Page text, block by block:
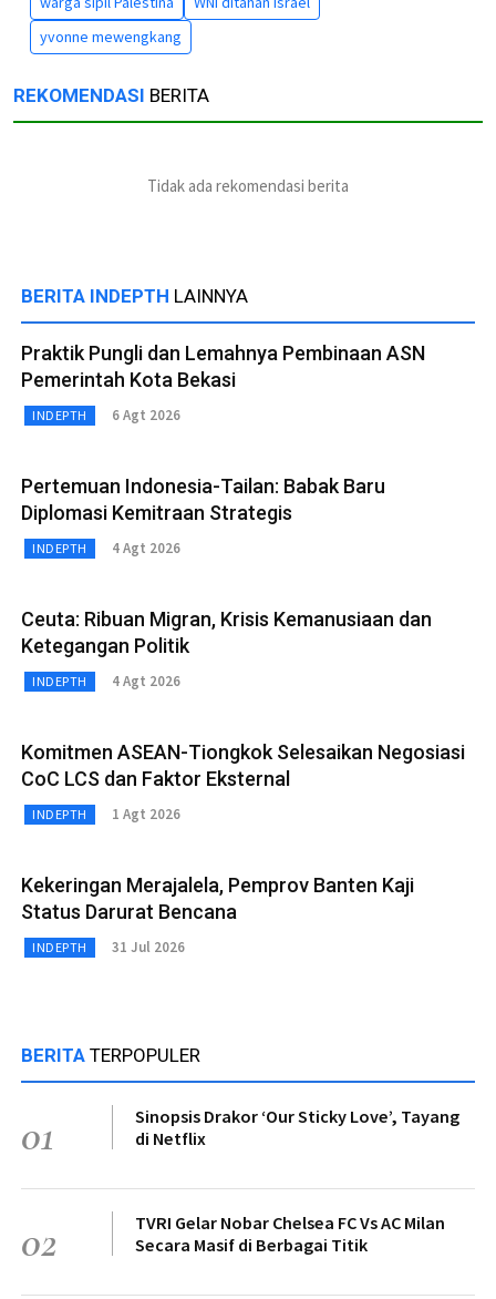
yvonne mewengkang
REKOMENDASI BERITA
Tidak ada rekomendasi berita
BERITA INDEPTH LAINNYA
Praktik Pungli dan Lemahnya Pembinaan ASN
Pemerintah Kota Bekasi
INDEPTH 6 Agt 2026
Pertemuan Indonesia-Tailan: Babak Baru
Diplomasi Kemitraan Strategis
INDEPTH 4 Agt 2026
Ceuta: Ribuan Migran, Krisis Kemanusiaan dan
Ketegangan Politik
INDEPTH 4 Agt 2026
Komitmen ASEAN-Tiongkok Selesaikan Negosiasi
CoC LCS dan Faktor Eksternal
INDEPTH 1 Agt 2026
Kekeringan Merajalela, Pemprov Banten Kaji
Status Darurat Bencana
INDEPTH 31 Jul 2026
BERITA TERPOPULER
01
Sinopsis Drakor ‘Our Sticky Love’, Tayang
di Netflix
02
TVRI Gelar Nobar Chelsea FC Vs AC Milan
Secara Masif di Berbagai Titik